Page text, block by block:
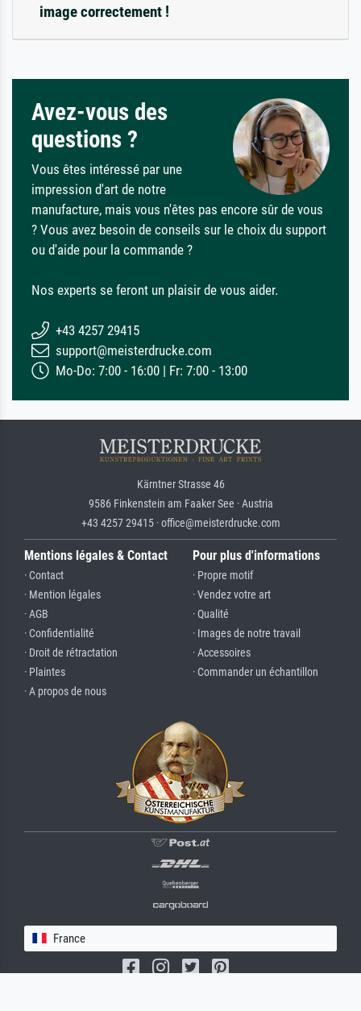
image correctement !
Avez-vous des
questions ?
Vous êtes intéressé par une
impression d'art de notre
manufacture, mais vous n'êtes pas encore sûr de vous
? Vous avez besoin de conseils sur le choix du support
ou d'aide pour la commande ?
Nos experts se feront un plaisir de vous aider.
+43 4257 29415
support@meisterdrucke.com
Mo-Do: 7:00 - 16:00 | Fr: 7:00 - 13:00
Kärntner Strasse 46
9586 Finkenstein am Faaker See · Austria
+43 4257 29415 · office@meisterdrucke.com
Mentions légales & Contact
· Contact
· Mention légales
· AGB
· Confidentialité
· Droit de rétractation
· Plaintes
· A propos de nous
Pour plus d'informations
· Propre motif
· Vendez votre art
· Qualité
· Images de notre travail
· Accessoires
· Commander un échantillon
France